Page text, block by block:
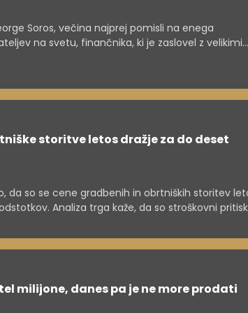
Soros, večina najprej pomisli na enega
na svetu, finančnika, ki je zaslovel z velikimi
drugačne zgodbe – agresivnega kupovanja
najbolj prestižnih območij v ZDA.
storitve letos dražje za do deset
da so se cene gradbenih in obrtniških storitev
Analiza trga kaže, da so stroškovni
milijone, danes pa je ne more prodati